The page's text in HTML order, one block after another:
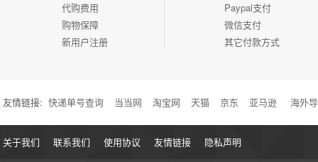
代购费用
购物保障
新用户注册
Paypal支付
微信支付
其它付款方式
友情链接: 快递单号查询 当当网 淘宝网 天猫 京东 亚马逊 海外
关于我们 联系我们 使用协议 友情链接 隐私声明